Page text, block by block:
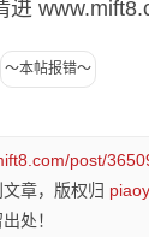
进
post/
章，版权归
处！